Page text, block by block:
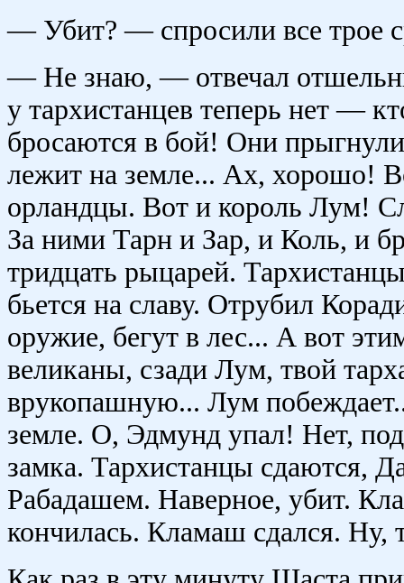
— Убит? — спросили все трое
— Не знаю, — отвечал
у тархистанцев теперь нет —
бросаются в бой! Они
лежит на земле... Ах, хорошо!
орландцы. Вот и король Лум!
За ними Тарн и Зар, и Коль, и
тридцать рыцарей.
бьется на славу. Отрубил
оружие, бегут в лес... А вот
великаны, сзади Лум, твой
врукопашную... Лум
земле. О, Эдмунд упал! Нет,
замка. Тархистанцы сдаются,
Рабадашем. Наверное, убит.
кончилась. Кламаш сдался. Ну,